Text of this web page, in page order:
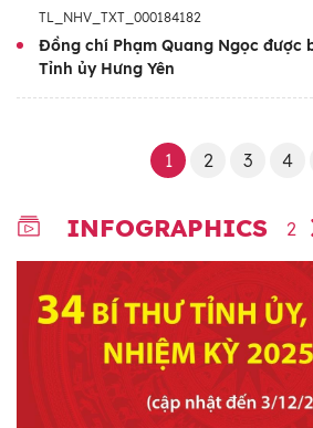
TL_NHV_TXT_000184182
Đồng chí Phạm Quang Ngọc được
Tỉnh ủy Hưng Yên
1 2 3 4
INFOGRAPHICS 2